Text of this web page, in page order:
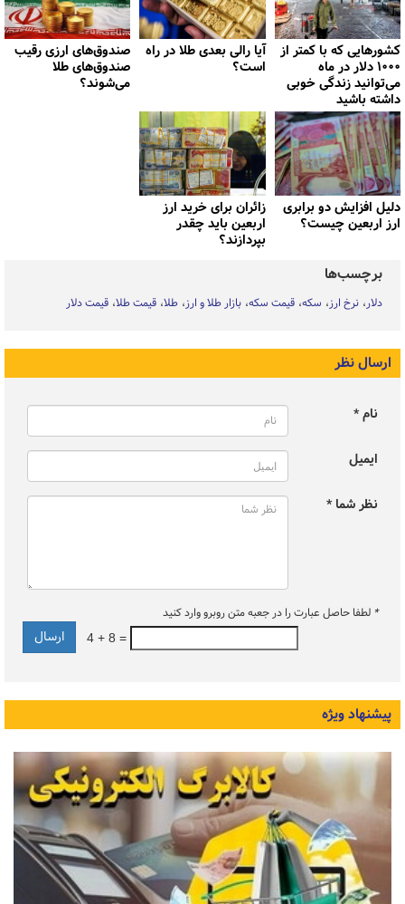
کشورهایی که با کمتر از
۱۰۰۰ دلار در ماه
می‌توانید زندگی خوبی
داشته باشید
آیا رالی بعدی طلا در راه
است؟
صندوق‌های ارزی رقیب
صندوق‌های طلا
می‌شوند؟
دلیل افزایش دو برابری
ارز اربعین چیست؟
زائران برای خرید ارز
اربعین باید چقدر
بپردازند؟
برچسب‌ها
دلار نرخ ارز سکه قیمت سکه بازار طلا و ارز طلا قیمت طلا قیمت دلار
ارسال نظر
نام *
ایمیل
نظر شما *
* لطفا حاصل عبارت را در جعبه متن روبرو وارد کنید
4 + 8 =
پیشنهاد ویژه